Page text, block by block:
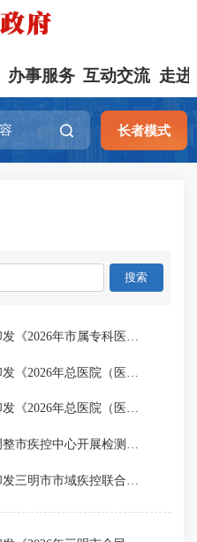
办事服务 互动交流 走进
长者模式
三明市医改领导小组关于印发《2026年总医院（医共体）党委书记（院长）年薪考核办法》的通知（明医改组〔2026〕2号）
三明市医改领导小组关于调整市疾控中心开展检测项目收费标准的通知（明医改组〔2026〕1号）